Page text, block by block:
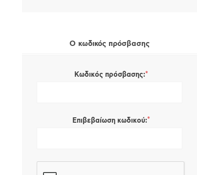
Ο κωδικός πρόσβασης
Κωδικός πρόσβασης:*
Επιβεβαίωση κωδικού:*